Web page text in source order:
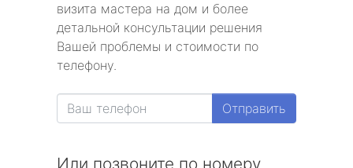
визита мастера на дом и более
детальной консультации решения
Вашей проблемы и стоимости по
телефону.
Отправить
Или позвоните по номеру